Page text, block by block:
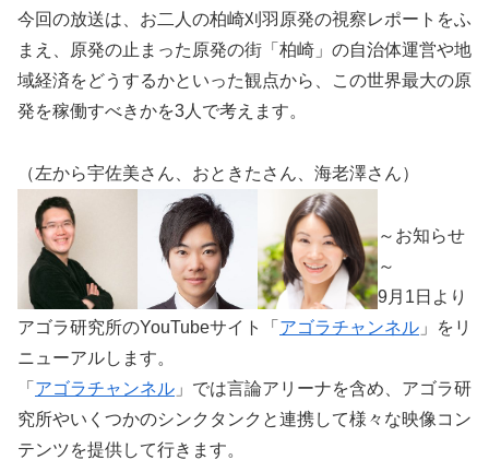
今回の放送は、お二人の柏崎刈羽原発の視察レポートをふ
まえ、原発の止まった原発の街「柏崎」の自治体運営や地
域経済をどうするかといった観点から、この世界最大の原
発を稼働すべきかを3人で考えます。
（左から宇佐美さん、おときたさん、海老澤さん）
～お知らせ
～
9月1日より
アゴラ研究所のYouTubeサイト「 アゴラチャンネル 」をリ
ニューアルします。
「 アゴラチャンネル 」では言論アリーナを含め、アゴラ研
究所やいくつかのシンクタンクと連携して様々な映像コン
テンツを提供して行きます。